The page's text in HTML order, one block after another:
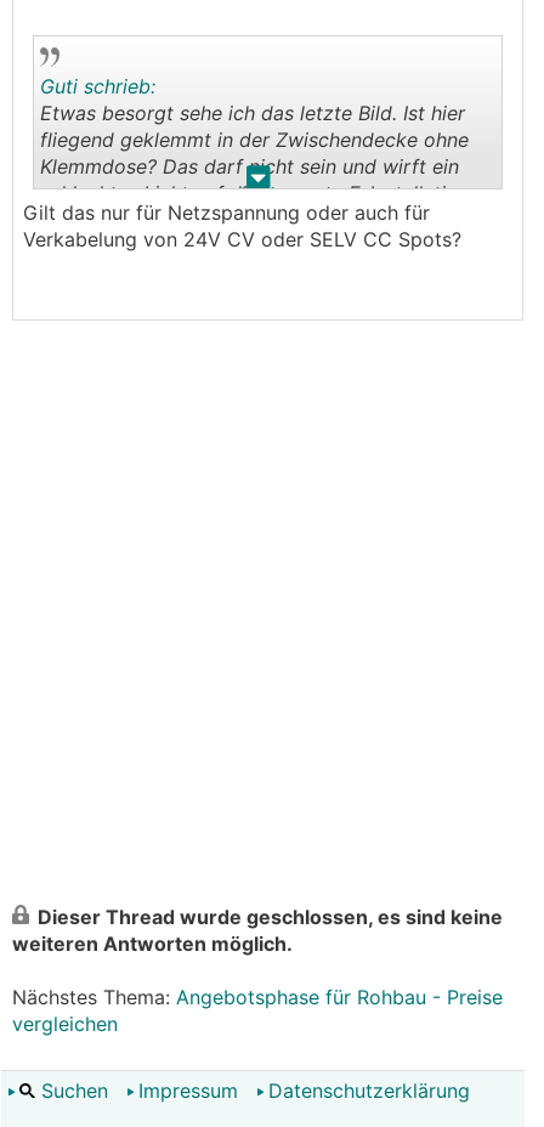
. .
Guti schrieb:
Etwas besorgt sehe ich das letzte Bild. Ist hier
fliegend geklemmt in der Zwischendecke ohne
Klemmdose? Das darf nicht sein und wirft ein
schlechtes Licht auf die gesamte E-Installation.
Gilt das nur für Netzspannung oder auch für
Verkabelung von 24V CV oder SELV CC Spots?
Dieser Thread wurde geschlossen, es sind keine
weiteren Antworten möglich.
Nächstes Thema: Angebotsphase für Rohbau - Preise
vergleichen
Suchen Impressum
Datenschutzerklärung